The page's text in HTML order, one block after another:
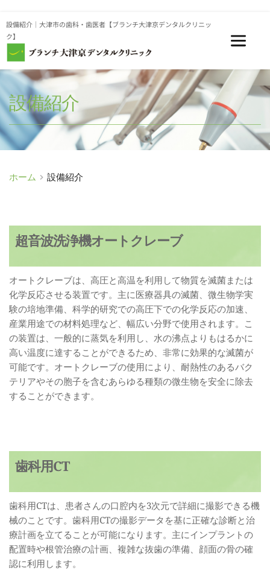
設備紹介｜大津市の歯科・歯医者【ブランチ大津京デンタルクリニッ
ク】
設備紹介
ホーム 設備紹介
超音波洗浄機オートクレーブ
オートクレーブは、高圧と高温を利用して物質を滅菌または
化学反応させる装置です。主に医療器具の滅菌、微生物学実
験の培地準備、科学的研究での高圧下での化学反応の加速、
産業用途での材料処理など、幅広い分野で使用されます。こ
の装置は、一般的に蒸気を利用し、水の沸点よりもはるかに
高い温度に達することができるため、非常に効果的な滅菌が
可能です。オートクレーブの使用により、耐熱性のあるバク
テリアやその胞子を含むあらゆる種類の微生物を安全に除去
することができます。
歯科用CT
歯科用CTは、患者さんの口腔内を3次元で詳細に撮影できる機
械のことです。歯科用CTの撮影データを基に正確な診断と治
療計画を立てることが可能になります。主にインプラントの
配置時や根管治療の計画、複雑な抜歯の準備、顔面の骨の確
認に利用します。